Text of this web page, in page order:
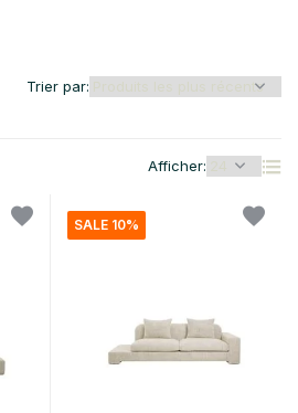
Afficher:
Trier par:
SALE 10%